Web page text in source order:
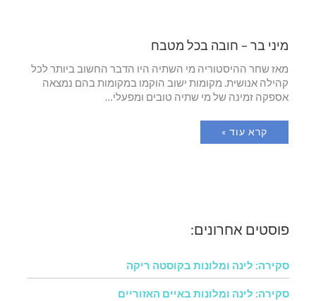
מיני בר – חובה בכל מטבח
מאז שחר ההיסטוריה מי השתיה היו הדבר החשוב ביותר לכל
קהילה אנושית. מקומות ישוב הוקמו במקומות בהם נמצאה
אספקה זמינה של מי שתיה טובים ומפעלי…
קרא עוד »
פוסטים אחרונים:
סקירה: לינה ומלונות בקוסטה ריקה
סקירה: לינה ומלונות באיים האזוריים